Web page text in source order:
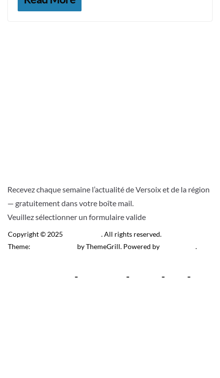
Recevez chaque semaine l’actualité de Versoix et de la région
— gratuitement dans votre boîte mail.
Veuillez sélectionner un formulaire valide
Copyright © 2025
. All rights reserved.
Theme:
by ThemeGrill. Powered by .
Recevez l’actu locale de